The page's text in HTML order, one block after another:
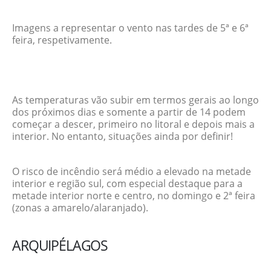
Imagens a representar o vento nas tardes de 5ª e 6ª
feira, respetivamente.
As temperaturas vão subir em termos gerais ao longo
dos próximos dias e somente a partir de 14 podem
começar a descer, primeiro no litoral e depois mais a
interior. No entanto, situações ainda por definir!
O risco de incêndio será médio a elevado na metade
interior e região sul, com especial destaque para a
metade interior norte e centro, no domingo e 2ª feira
(zonas a amarelo/alaranjado).
ARQUIPÉLAGOS